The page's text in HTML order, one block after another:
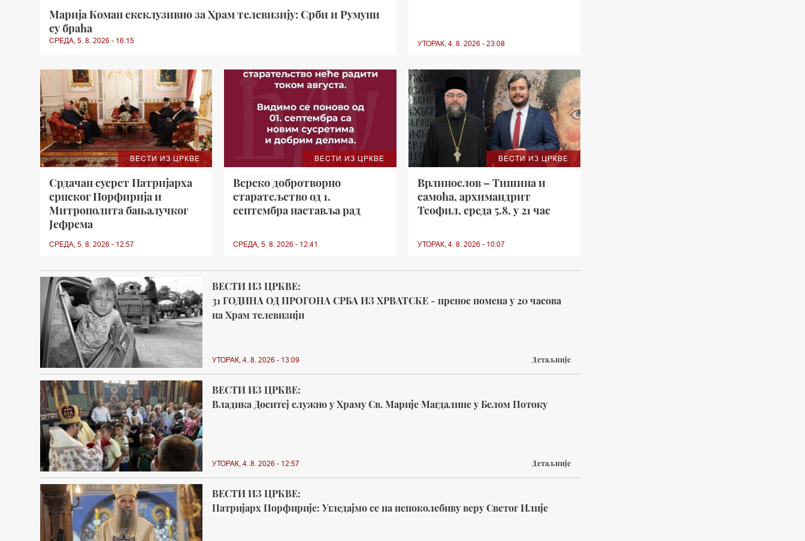
Марија Коман ексклузивно за Храм телевизију: Срби и Румуни
су браћа
СРЕДА, 5. 8. 2026 - 16:15 УТОРАК, 4. 8. 2026 - 23:08
ВЕСТИ ИЗ ЦРКВЕ
Срдачан сусрет Патријарха
српског Порфирија и
Митрополита бањалучког
Јефрема
СРЕДА, 5. 8. 2026 - 12:57
ВЕСТИ ИЗ ЦРКВЕ
Верско добротворно
старатељство од 1.
септембра наставља рад
СРЕДА, 5. 8. 2026 - 12:41
ВЕСТИ ИЗ ЦРКВЕ
Врлинослов – Тишина и
самоћа, архимандрит
Теофил, среда 5.8. у 21 час
УТОРАК, 4. 8. 2026 - 10:07
ВЕСТИ ИЗ ЦРКВЕ:
31 ГОДИНА ОД ПРОГОНА СРБА ИЗ ХРВАТСКЕ - пренос помена у 20 часова
на Храм телевизији
УТОРАК, 4. 8. 2026 - 13:09 Детаљније
ВЕСТИ ИЗ ЦРКВЕ:
Владика Доситеј служио у Храму Св. Марије Магдалине у Белом Потоку
УТОРАК, 4. 8. 2026 - 12:57 Детаљније
ВЕСТИ ИЗ ЦРКВЕ:
Патријарх Порфирије: Угледајмо се на непоколебиву веру Светог Илије